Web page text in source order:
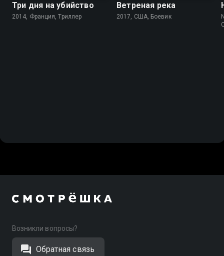
Три дня на убийство
2014, Франция, Триллер
Ветреная река
2017, США, Боевик
Возникли вопросы?
Обратная связь